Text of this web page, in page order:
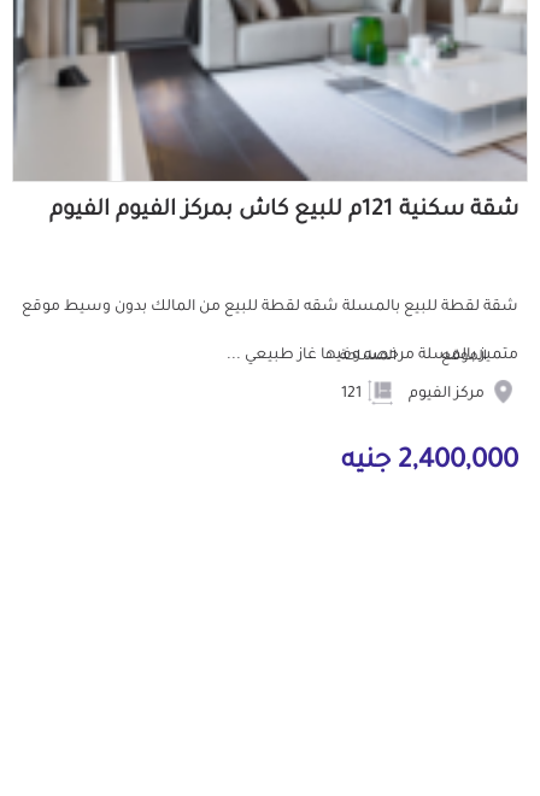
شقة سكنية 121م للبيع كاش بمركز الفيوم الفيوم
شقة لقطة للبيع بالمسلة شقه لقطة للبيع من المالك بدون وسيط موقع
متميز بالمسلة مرخصه وفيها غاز طبيعي ...
الموقع
مركز الفيوم
المساحة
2,400,000 جنيه